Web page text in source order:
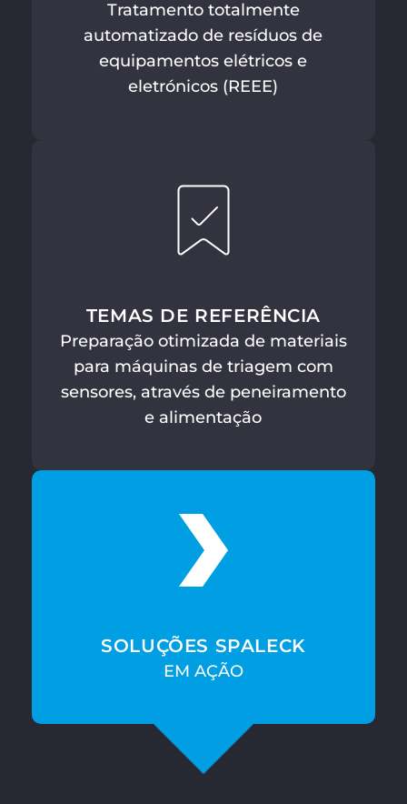
Tratamento totalmente
automatizado de resíduos de
equipamentos elétricos e
eletrónicos (REEE)
TEMAS DE REFERÊNCIA
Preparação otimizada de materiais
para máquinas de triagem com
sensores, através de peneiramento
e alimentação
SOLUÇÕES SPALECK
EM AÇÃO